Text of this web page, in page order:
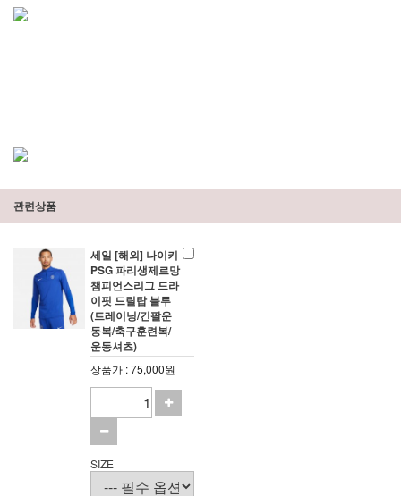
관련상품
세일 [해외] 나이키
PSG 파리생제르망
챔피언스리그 드라
이핏 드릴탑 블루
(트레이닝/긴팔운
동복/축구훈련복/
운동셔츠)
상품가 : 75,000원
SIZE